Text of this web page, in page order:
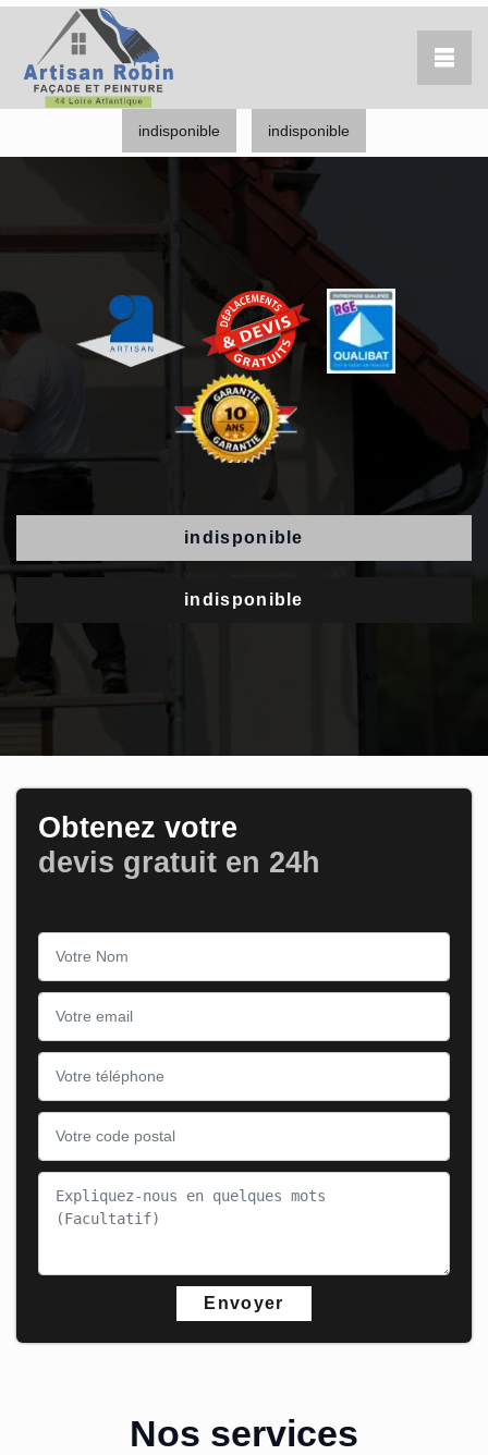
indisponible indisponible
indisponible
indisponible
Obtenez votre
devis gratuit en 24h
Nos services